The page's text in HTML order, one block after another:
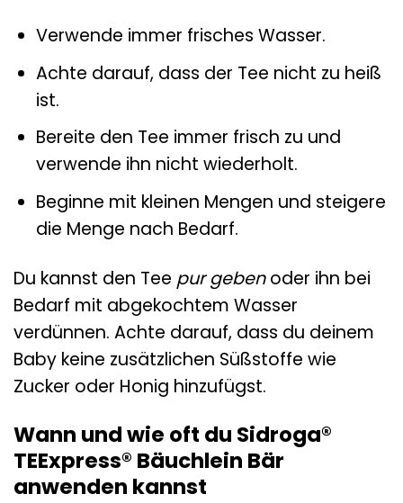
Verwende immer frisches Wasser.
Achte darauf, dass der Tee nicht zu heiß
ist.
Bereite den Tee immer frisch zu und
verwende ihn nicht wiederholt.
Beginne mit kleinen Mengen und steigere
die Menge nach Bedarf.
Du kannst den Tee pur gebenoder ihn bei
Bedarf mit abgekochtem Wasser
verdünnen. Achte darauf, dass du deinem
Baby keine zusätzlichen Süßstoffe wie
Zucker oder Honig hinzufügst.
Wann und wie oft du Sidroga®
TEExpress® Bäuchlein Bär
anwenden kannst